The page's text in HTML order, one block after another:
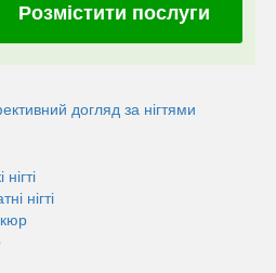
Розмістити послуги
догляд за нігтями
нігті